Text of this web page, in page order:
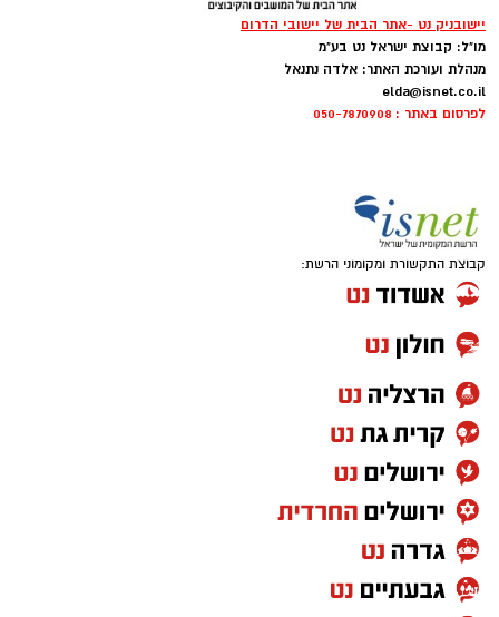
יישובניק נט -אתר הבית של יישובי הדרום
מו"ל: קבוצת ישראל נט בע"מ
מנהלת ועורכת האתר: אלדה נתנאל
elda@isnet.co.il
לפרסום באתר : 050-7870908
קבוצת התקשורת ומקומוני הרשת: